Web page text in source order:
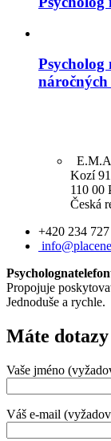
Psycholog
náročných
Kozí
110 00
Česká
+420 234
Propojuje
Jednoduše a rychle.
Máte
Vaše jméno
Váš e-mail